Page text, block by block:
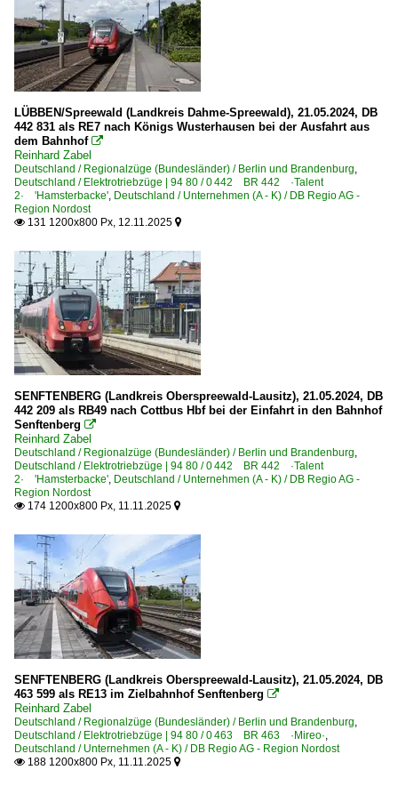
LÜBBEN/Spreewald (Landkreis Dahme-Spreewald), 21.05.2024, DB
442 831 als RE7 nach Königs Wusterhausen bei der Ausfahrt aus
dem Bahnhof 
Reinhard Zabel
Deutschland / Regionalzüge (Bundesländer) / Berlin und Brandenburg,
Deutschland / Elektrotriebzüge | 94 80 / 0 442 BR 442 ·Talent
2· 'Hamsterbacke', Deutschland / Unternehmen (A - K) / DB Regio AG -
Region Nordost
 131 1200x800 Px, 12.11.2025 
SENFTENBERG (Landkreis Oberspreewald-Lausitz), 21.05.2024, DB
442 209 als RB49 nach Cottbus Hbf bei der Einfahrt in den Bahnhof
Senftenberg 
Reinhard Zabel
Deutschland / Regionalzüge (Bundesländer) / Berlin und Brandenburg,
Deutschland / Elektrotriebzüge | 94 80 / 0 442 BR 442 ·Talent
2· 'Hamsterbacke', Deutschland / Unternehmen (A - K) / DB Regio AG -
Region Nordost
 174 1200x800 Px, 11.11.2025 
SENFTENBERG (Landkreis Oberspreewald-Lausitz), 21.05.2024, DB
463 599 als RE13 im Zielbahnhof Senftenberg 
Reinhard Zabel
Deutschland / Regionalzüge (Bundesländer) / Berlin und Brandenburg,
Deutschland / Elektrotriebzüge | 94 80 / 0 463 BR 463 ·Mireo·,
Deutschland / Unternehmen (A - K) / DB Regio AG - Region Nordost
 188 1200x800 Px, 11.11.2025 